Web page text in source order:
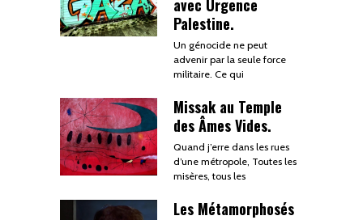
avec Urgence
Palestine.
Un génocide ne peut
advenir par la seule force
militaire. Ce qui
Missak au Temple
des Âmes Vides.
Quand j’erre dans les rues
d’une métropole, Toutes les
misères, tous les
Les Métamorphosés